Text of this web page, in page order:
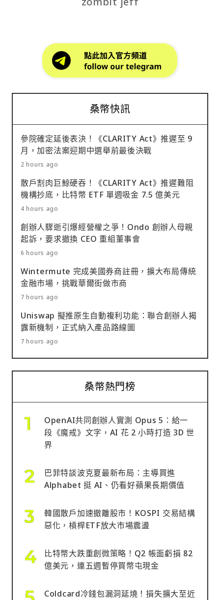
桑幣快訊
參院確定延後表決！《CLARITY Act》推遲至 9
月，加密法案迎期中選舉前最後決戰
2 hours ago
散戶割肉巨鯨硬吞！《CLARITY Act》推遲難阻
機構抄底，比特幣 ETF 單週吸金 7.5 億美元
4 hours ago
創辦人驟逝引爆經營權之爭！Ondo 創辦人母親
起訴，要求撤換 CEO 重組董事會
6 hours ago
Wintermute 完成美國券商註冊，擴大布局傳統
金融市場，挑戰華爾街做市商
7 hours ago
Uniswap 擬推原生自動複利功能：聯合創辦人揭
露新機制，正式納入產品路線圖
7 hours ago
桑幣熱門榜
OpenAI共同創辦人實測 Opus 5：給一
段《魔戒》文字，AI 花 2 小時打造 3D 世
界
巴菲特談波克夏最新布局：主導買進
Alphabet 挺 AI、仍看好蘋果長期價值
韓國散戶加速撤離股市！KOSPI 交易結構
惡化，槓桿ETF放大市場震盪
比特幣大跌重創微策略！Q2 帳面虧損 82
億美元，連五週暫停買幣屯現金
Coldcard冷錢包漏洞延燒！損失擴大至近